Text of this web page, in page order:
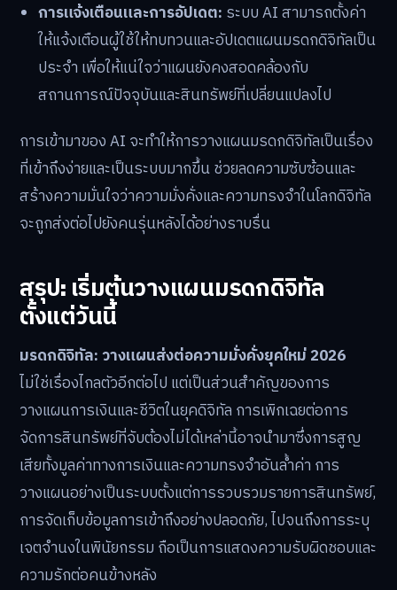
การแจ้งเตือนและการอัปเดต: ระบบ AI สามารถตั้งค่า
ให้แจ้งเตือนผู้ใช้ให้ทบทวนและอัปเดตแผนมรดกดิจิทัลเป็น
ประจำ เพื่อให้แน่ใจว่าแผนยังคงสอดคล้องกับ
สถานการณ์ปัจจุบันและสินทรัพย์ที่เปลี่ยนแปลงไป
การเข้ามาของ AI จะทำให้การวางแผนมรดกดิจิทัลเป็นเรื่อง
ที่เข้าถึงง่ายและเป็นระบบมากขึ้น ช่วยลดความซับซ้อนและ
สร้างความมั่นใจว่าความมั่งคั่งและความทรงจำในโลกดิจิทัล
จะถูกส่งต่อไปยังคนรุ่นหลังได้อย่างราบรื่น
สรุป: เริ่มต้นวางแผนมรดกดิจิทัล
ตั้งแต่วันนี้
มรดกดิจิทัล: วางแผนส่งต่อความมั่งคั่งยุคใหม่ 2026
ไม่ใช่เรื่องไกลตัวอีกต่อไป แต่เป็นส่วนสำคัญของการ
วางแผนการเงินและชีวิตในยุคดิจิทัล การเพิกเฉยต่อการ
จัดการสินทรัพย์ที่จับต้องไม่ได้เหล่านี้อาจนำมาซึ่งการสูญ
เสียทั้งมูลค่าทางการเงินและความทรงจำอันล้ำค่า การ
วางแผนอย่างเป็นระบบตั้งแต่การรวบรวมรายการสินทรัพย์,
การจัดเก็บข้อมูลการเข้าถึงอย่างปลอดภัย, ไปจนถึงการระบุ
เจตจำนงในพินัยกรรม ถือเป็นการแสดงความรับผิดชอบและ
ความรักต่อคนข้างหลัง